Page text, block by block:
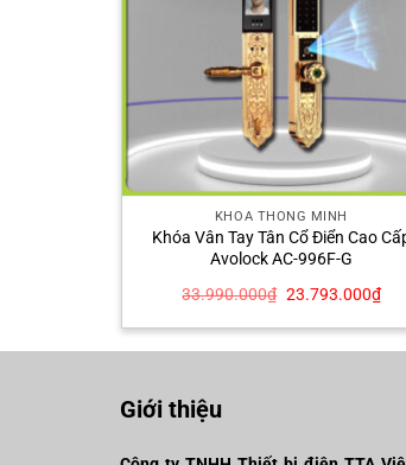
KHÓA THÔNG MINH
Khóa Vân Tay Tân Cổ Điển Cao
Avolock AC-996F-G
33.990.000₫ Giá
là:
23.793.000₫Giá
tại
Giới thiệu